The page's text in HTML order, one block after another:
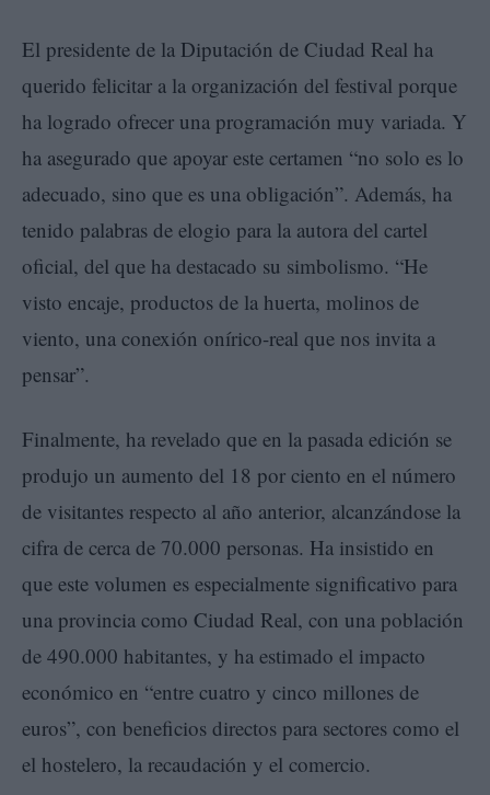
El presidente de la Diputación de Ciudad Real ha
querido felicitar a la organización del festival porque
ha logrado ofrecer una programación muy variada. Y
ha asegurado que apoyar este certamen “no solo es lo
adecuado, sino que es una obligación”. Además, ha
tenido palabras de elogio para la autora del cartel
oficial, del que ha destacado su simbolismo. “He
visto encaje, productos de la huerta, molinos de
viento, una conexión onírico-real que nos invita a
pensar”.
Finalmente, ha revelado que en la pasada edición se
produjo un aumento del 18 por ciento en el número
de visitantes respecto al año anterior, alcanzándose la
cifra de cerca de 70.000 personas. Ha insistido en
que este volumen es especialmente significativo para
una provincia como Ciudad Real, con una población
de 490.000 habitantes, y ha estimado el impacto
económico en “entre cuatro y cinco millones de
euros”, con beneficios directos para sectores como el
el hostelero, la recaudación y el comercio.